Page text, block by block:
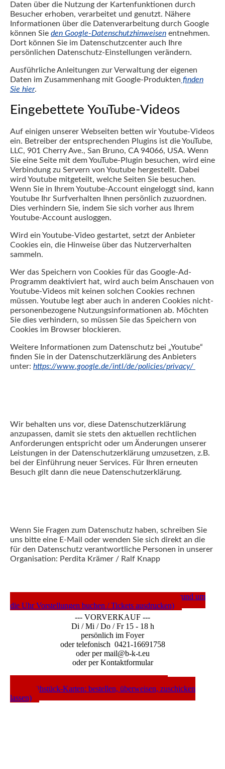
Daten über die Nutzung der Kartenfunktionen durch
Besucher erhoben, verarbeitet und genutzt. Nähere
Informationen über die Datenverarbeitung durch Google
können Sie den Google-Datenschutzhinweisen entnehmen.
Dort können Sie im Datenschutzcenter auch Ihre
persönlichen Datenschutz-Einstellungen verändern.
Ausführliche Anleitungen zur Verwaltung der eigenen
Daten im Zusammenhang mit Google-Produkten finden
Sie hier.
Eingebettete YouTube-Videos
Auf einigen unserer Webseiten betten wir Youtube-Videos
ein. Betreiber der entsprechenden Plugins ist die YouTube,
LLC, 901 Cherry Ave., San Bruno, CA 94066, USA. Wenn
Sie eine Seite mit dem YouTube-Plugin besuchen, wird eine
Verbindung zu Servern von Youtube hergestellt. Dabei
wird Youtube mitgeteilt, welche Seiten Sie besuchen.
Wenn Sie in Ihrem Youtube-Account eingeloggt sind, kann
Youtube Ihr Surfverhalten Ihnen persönlich zuzuordnen.
Dies verhindern Sie, indem Sie sich vorher aus Ihrem
Youtube-Account ausloggen.
Wird ein Youtube-Video gestartet, setzt der Anbieter
Cookies ein, die Hinweise über das Nutzerverhalten
sammeln.
Wer das Speichern von Cookies für das Google-Ad-
Programm deaktiviert hat, wird auch beim Anschauen von
Youtube-Videos mit keinen solchen Cookies rechnen
müssen. Youtube legt aber auch in anderen Cookies nicht-
personenbezogene Nutzungsinformationen ab. Möchten
Sie dies verhindern, so müssen Sie das Speichern von
Cookies im Browser blockieren.
Weitere Informationen zum Datenschutz bei „Youtube“
finden Sie in der Datenschutzerklärung des Anbieters
unter: https://www.google.de/intl/de/policies/privacy/
Wir behalten uns vor, diese Datenschutzerklärung
anzupassen, damit sie stets den aktuellen rechtlichen
Anforderungen entspricht oder um Änderungen unserer
Leistungen in der Datenschutzerklärung umzusetzen, z.B.
bei der Einführung neuer Services. Für Ihren erneuten
Besuch gilt dann die neue Datenschutzerklärung.
Wenn Sie Fragen zum Datenschutz haben, schreiben Sie
uns bitte eine E-Mail oder wenden Sie sich direkt an die
für den Datenschutz verantwortliche Personen in unserer
Organisation: Perdita Krämer / Ralf Knapp
---- TICKETS DIREKT ---- (c/o Nordwest-Ticket rund um
die Uhr Vorstellungen buchen / Tickets ausdrucken)
--- VORVERKAUF ---
Di / Mi / Do / Fr 15 - 18 h
persönlich im Foyer
oder telefonisch 0421-16691758
oder per mail@b-k-t.eu
oder per Kontaktformular
Mordsfrühstück-Karten: bestellen, überweisen, zuschicken
lassen)